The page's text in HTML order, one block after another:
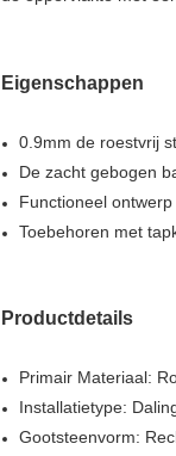
Eigenschappen
0.9mm de roestvrij
De zacht gebogen
Functioneel
Toebehoren met
Productdetails
Primair Materiaal:
Installatietype:
Gootsteenvorm: